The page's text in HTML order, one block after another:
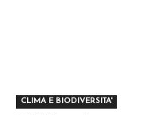
CLIMA E BIODIVERSITA'